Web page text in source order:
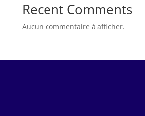
Recent Comments
Aucun commentaire à afficher.